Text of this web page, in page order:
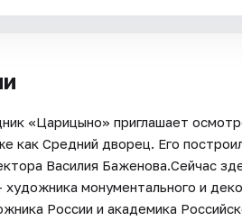
«Царицыно» приглашает
как Средний дворец. Его
Василия Баженова.Сейчас
монументального и
России и академика